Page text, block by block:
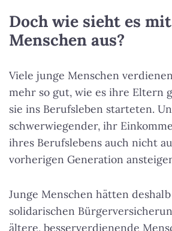
Doch wie sieht es
Menschen aus?
Viele junge Menschen
mehr so gut, wie es ihre Eltern
sie ins Berufsleben starteten.
schwerwiegender, ihr
ihres Berufslebens auch nicht
vorherigen Generation
Junge Menschen hätten
solidarischen
ältere, besserverdienende